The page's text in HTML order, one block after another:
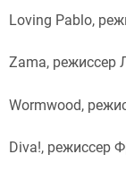
Loving Pablo,
Zama, режиссер
Wormwood,
Diva!, режиссер